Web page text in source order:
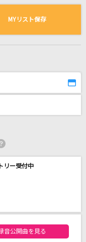
)
MYリスト保存
リー受付中
ンキング
音公開曲を見る